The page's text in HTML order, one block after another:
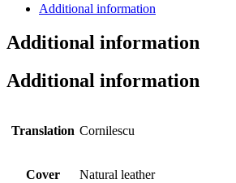
Additional information
Additional information
Additional information
Translation Cornilescu
Cover Natural leather